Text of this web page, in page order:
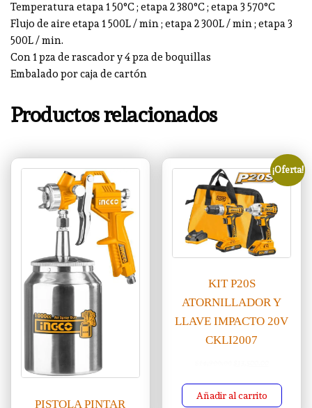
Temperatura etapa 1 50°C ; etapa 2 380°C ; etapa 3 570°C
Flujo de aire etapa 1 500L / min ; etapa 2 300L / min ; etapa 3
500L / min.
Con 1 pza de rascador y 4 pza de boquillas
Embalado por caja de cartón
Productos relacionados
PISTOLA PINTAR
¡Oferta!
KIT P20S
ATORNILLADOR Y
LLAVE IMPACTO 20V
CKLI2007
Añadir al carrito